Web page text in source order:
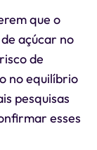
que o
açúcar no
de
no equilíbrio
pesquisas
esses